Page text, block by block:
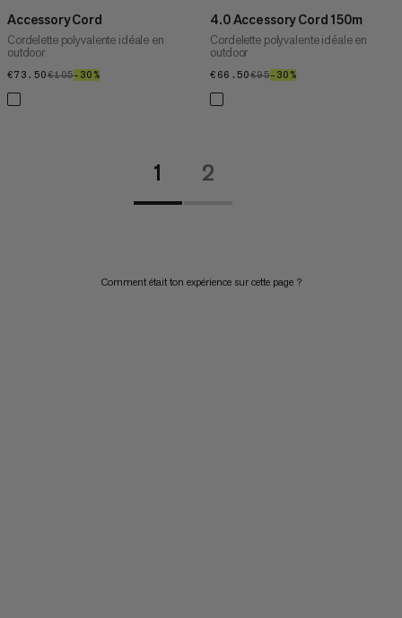
Accessory Cord
Cordelette polyvalente idéale en
outdoor
€73.50€73.50
€105€105
–30%
4.0 Accessory Cord 150m
Cordelette polyvalente idéale en
outdoor
€66.50€66.50
€95€95
–30%30%
1 2
Comment était ton expérience sur cette page ?